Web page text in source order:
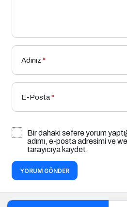
Adınız *
E-Posta*
Bir dahaki sefere yorum
adımı, e-posta adresimi ve
tarayıcıya kaydet.
YORUM GÖNDER